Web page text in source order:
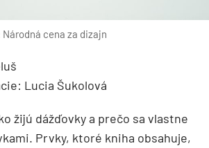
cena za dizajn
Lucia Šukolová
žijú dážďovky a prečo sa vlastne
Prvky, ktoré kniha obsahuje,